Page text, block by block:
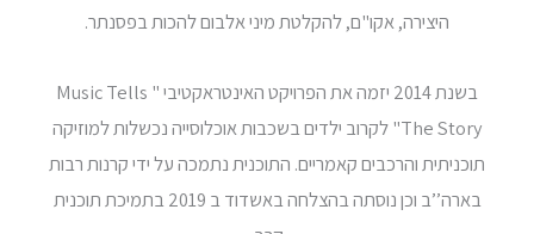
היצירה, אקו"ם, להקלטת מיני אלבום להכות בפסנתר.
בשנת 2014 יזמה את הפרויקט האינטראקטיבי " Music Tells
The Story" לקרוב ילדים בשכבות אוכלוסייה נכשלות למוזיקה
תוכניתית והרכבים קאמריים. התוכנית נתמכה על ידי קרנות רבות
בארה’’ב וכן נוסתה בהצלחה באשדוד ב 2019 בתמיכת תוכנית